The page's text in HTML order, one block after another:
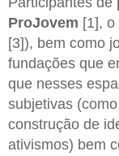
ProJovem [1], o
[3]), bem como
fundações que
que nesses
subjetivas
construção de
ativismos) bem